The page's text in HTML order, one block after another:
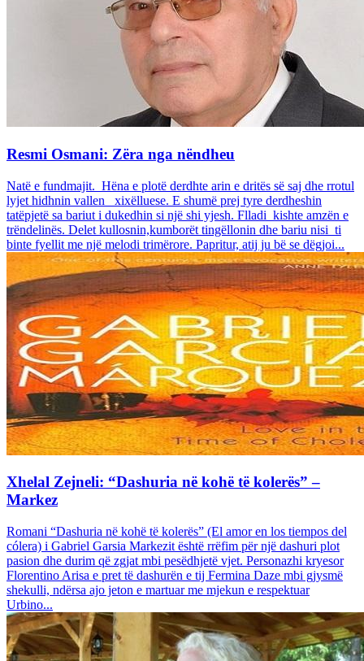
Resmi Osmani: Zëra nga nëndheu
Natë e fundmajit. Hëna e plotë derdhte arin e dritës së saj dhe rrotul
lyjet hidhnin vallen xixëlluese. E shumë prej tyre derdheshin
tatëpjetë sa bariut i dukedhin si një shi yjesh. Flladi kishte amzën e
trëndelinës. Delet kullosnin,kumborët tingëllonin dhe bariu nisi ti
binte fyellit me një melodi trimërore. Papritur, atij ju bë se dëgjoi...
Xhelal Zejneli: “Dashuria në kohë të kolerës” –
Markez
Romani “Dashuria në kohë të kolerës” (El amor en los tiempos del
cólera) i Gabriel Garsia Markezit është rrëfim për një dashuri plot
pasion dhe durim që zgjat mbi pesëdhjetë vjet. Personazhi kryesor
Florentino Arisa e pret të dashurën e tij Fermina Daze mbi gjysmë
shekulli, ndërsa ajo jeton e martuar me mjekun e respektuar
Urbino...